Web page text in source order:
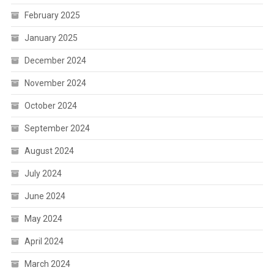
February 2025
January 2025
December 2024
November 2024
October 2024
September 2024
August 2024
July 2024
June 2024
May 2024
April 2024
March 2024